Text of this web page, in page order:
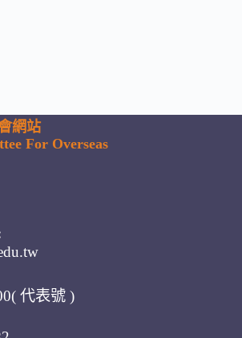
網站
For Overseas
代表號 )